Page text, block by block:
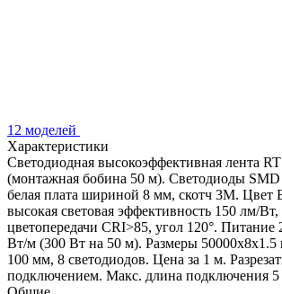
12 моделей
Характеристики
Светодиодная высокоэффективная лента
(монтажная бобина 50 м). Светодиоды
белая плата шириной 8 мм, скотч 3M.
высокая световая эффективность 150 лм/Вт,
цветопередачи CRI>85, угол 120°.
Вт/м (300 Вт на 50 м). Размеры
100 мм, 8 светодиодов. Цена за 1 м.
подключением. Макс. длина подключения 5